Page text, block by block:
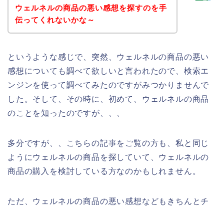
ウェルネルの商品の悪い感想を探すのを手
伝ってくれないかな～
というような感じで、突然、ウェルネルの商品の悪い
感想についても調べて欲しいと言われたので、検索エ
ンジンを使って調べてみたのですがみつかりませんで
した。そして、その時に、初めて、ウェルネルの商品
のことを知ったのですが、、、
多分ですが、、こちらの記事をご覧の方も、私と同じ
ようにウェルネルの商品を探していて、ウェルネルの
商品の購入を検討している方なのかもしれません。
ただ、ウェルネルの商品の悪い感想などもきちんとチ